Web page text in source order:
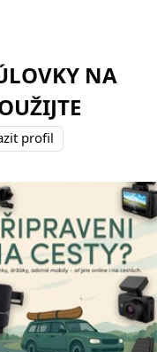
NA
profil